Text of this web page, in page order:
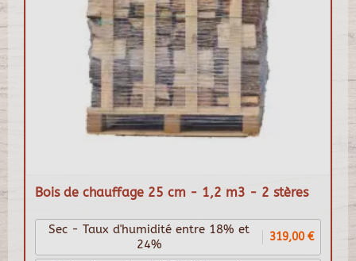
Bois de chauffage 25 cm - 1,2 m3 - 2 stères
Sec - Taux d'humidité entre 18% et
24%
319,00 €